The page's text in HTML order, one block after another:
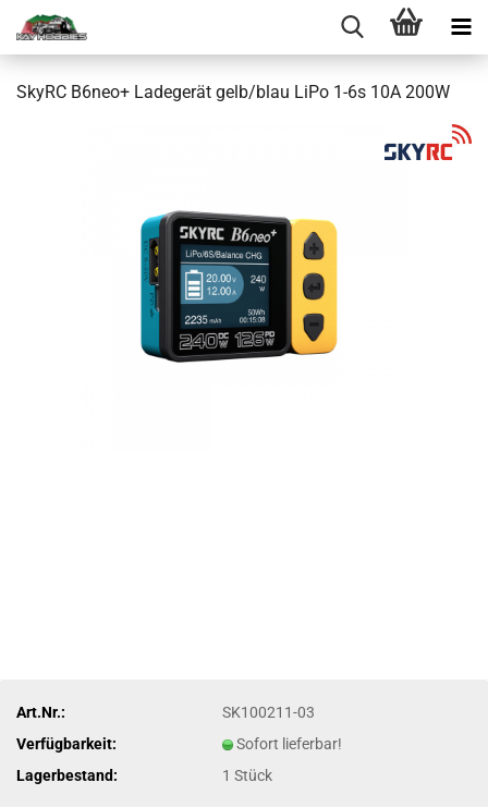
SkyRC B6neo+ Ladegerät gelb/blau LiPo 1-6s 10A 200W
Art.Nr.:
SK100211-03
Verfügbarkeit:
Sofort lieferbar!
Lagerbestand:
1Stück